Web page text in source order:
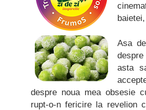
Asa
asta
despre noua mea obsesie
rupt-o-n fericire la revelion